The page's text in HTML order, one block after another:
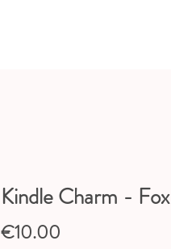
Kindle Charm - Fox
€10.00